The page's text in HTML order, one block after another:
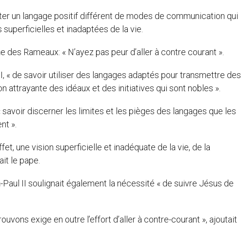
un langage positif différent de modes de communication qui
et inadaptées de la vie.
Rameaux: « N’ayez pas peur d’aller à contre courant ».
« de savoir utiliser des langages adaptés pour transmettre des
des idéaux et des initiatives qui sont nobles ».
discerner les limites et les pièges des langages que les
».
une vision superficielle et inadéquate de la vie, de la
le pape.
II soulignait également la nécessité « de suivre Jésus de
exige en outre l’effort d’aller à contre-courant », ajoutait